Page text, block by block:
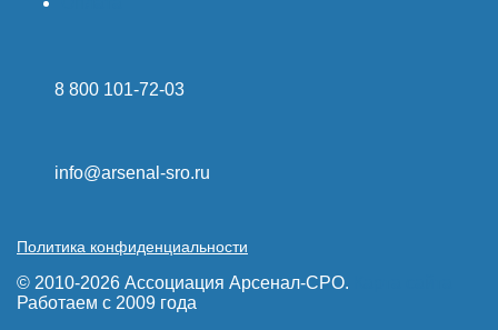
Политика конфиденциальности
8 800 101-72-03
info@arsenal-sro.ru
© 2010-2026 Ассоциация Арсенал-СРО.
Работаем с 2009 года